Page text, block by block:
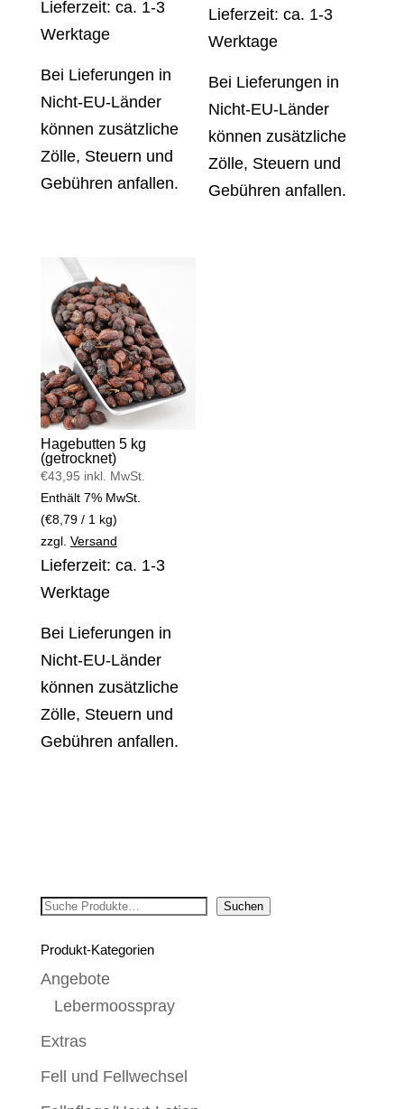
Lieferzeit: ca. 1-3
Werktage
Bei Lieferungen in
Nicht-EU-Länder
können zusätzliche
Zölle, Steuern und
Gebühren anfallen.
Lieferzeit: ca. 1-3
Werktage
Bei Lieferungen in
Nicht-EU-Länder
können zusätzliche
Zölle, Steuern und
Gebühren anfallen.
Hagebutten 5 kg
(getrocknet)
€43,95 inkl. MwSt.
Enthält 7% MwSt.
(€8,79/ 1 kg)
zzgl. Versand
Lieferzeit: ca. 1-3
Werktage
Bei Lieferungen in
Nicht-EU-Länder
können zusätzliche
Zölle, Steuern und
Gebühren anfallen.
Suchen Suchen
Produkt-Kategorien
Angebote
Lebermoosspray
Extras
Fell und Fellwechsel